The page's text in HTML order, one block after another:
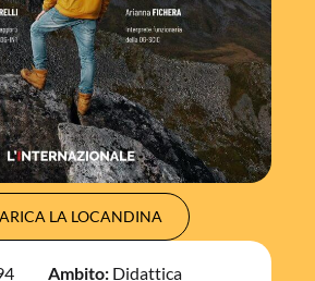
LA LOCANDINA
Ambito: Didattica